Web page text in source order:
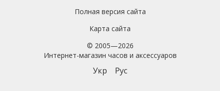
Полная версия сайта
Карта сайта
© 2005—2026
Интернет-магазин часов и аксессуаров
Укр Рус